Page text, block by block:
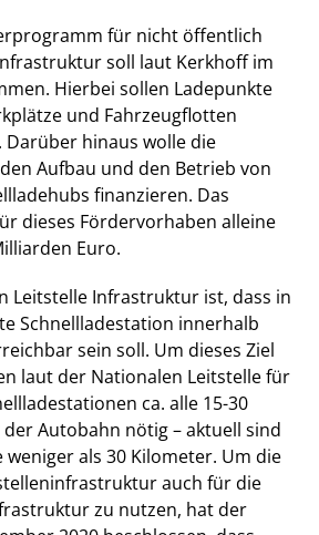
für nicht öffentlich
soll laut Kerkhoff im
Hierbei sollen Ladepunkte
und Fahrzeugflotten
hinaus wolle die
Aufbau und den Betrieb von
finanzieren. Das
dieses Fördervorhaben alleine
Euro.
Leitstelle Infrastruktur ist, dass in
Schnellladestation innerhalb
sein soll. Um dieses Ziel
laut der Nationalen Leitstelle für
ca. alle 15-30
Autobahn nötig – aktuell sind
weniger als 30 Kilometer. Um die
auch für die
zu nutzen, hat der